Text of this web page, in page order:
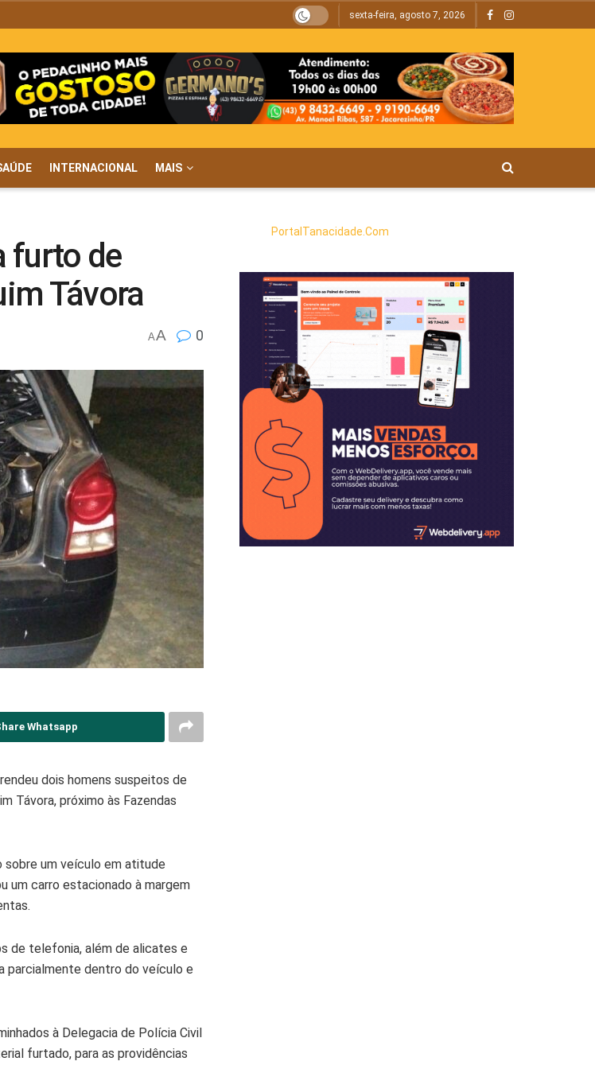
sexta-feira, agosto 7, 2026
INTERNACIONAL MAIS
furto de
Távora
AA 0
Whatsapp
dois homens suspeitos de
Távora, próximo às Fazendas
sobre um veículo em atitude
um carro estacionado à margem
de telefonia, além de alicates e
parcialmente dentro do veículo e
à Delegacia de Polícia Civil
furtado, para as providências
PortalTanacidade.Com